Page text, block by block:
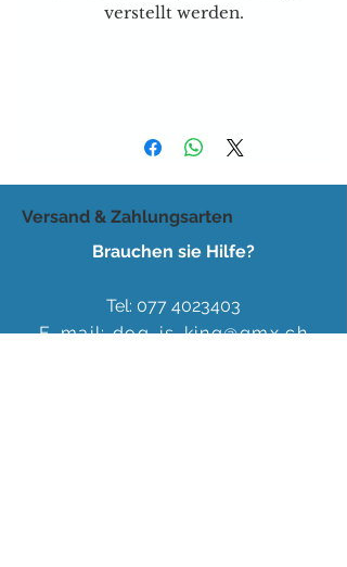
verstellt werden.
Versand & Zahlungsarten
Brauchen sie Hilfe?
Tel: 077 4023403
E-mail:dog-is-king@gmx.ch